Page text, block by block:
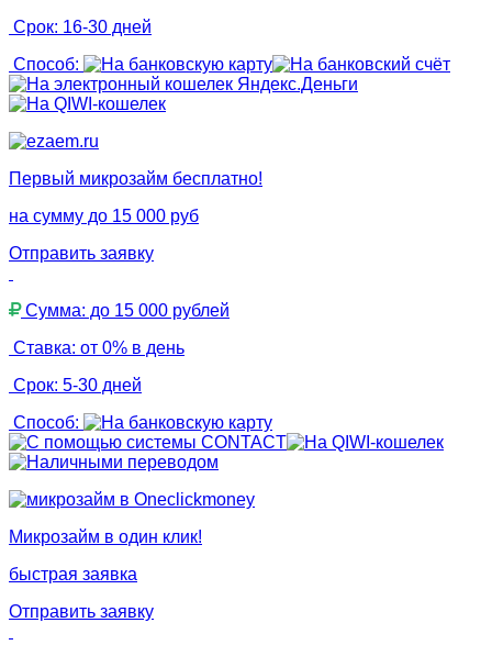
Срок: 16-30 дней
Способ:
Первый микрозайм бесплатно!
на сумму до 15 000 руб
Отправить заявку
Сумма: до 15 000 рублей
Ставка: от 0% в день
Срок: 5-30 дней
Способ:
Микрозайм в один клик!
быстрая заявка
Отправить заявку